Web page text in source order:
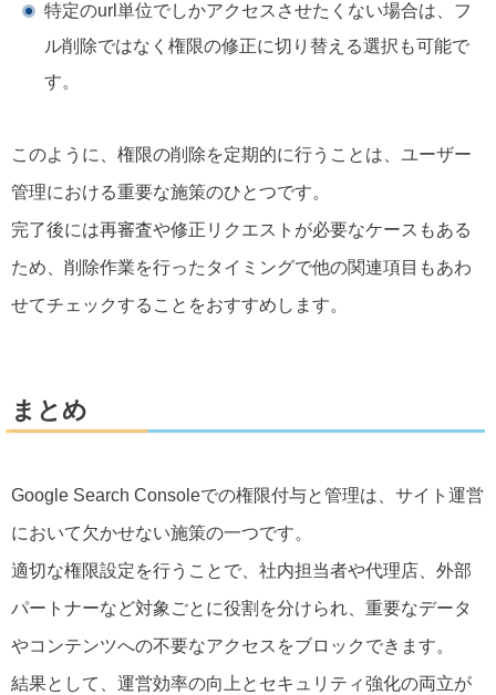
特定のurl単位でしかアクセスさせたくない場合は、フ
ル削除ではなく権限の修正に切り替える選択も可能で
す。
このように、権限の削除を定期的に行うことは、ユーザー
管理における重要な施策のひとつです。
完了後には再審査や修正リクエストが必要なケースもある
ため、削除作業を行ったタイミングで他の関連項目もあわ
せてチェックすることをおすすめします。
まとめ
Google Search Consoleでの権限付与と管理は、サイト運営
において欠かせない施策の一つです。
適切な権限設定を行うことで、社内担当者や代理店、外部
パートナーなど対象ごとに役割を分けられ、重要なデータ
やコンテンツへの不要なアクセスをブロックできます。
結果として、運営効率の向上とセキュリティ強化の両立が